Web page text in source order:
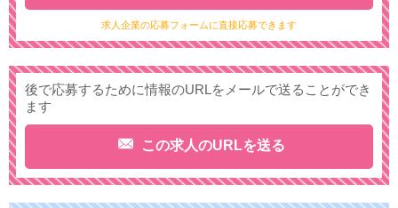
求人企業の応募フォームに直接応募できます
後で応募するために情報のURLをメールで送ることができ
ます
この求人のURLを送る